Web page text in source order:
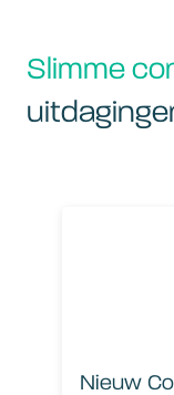
Slimme
Nieuw